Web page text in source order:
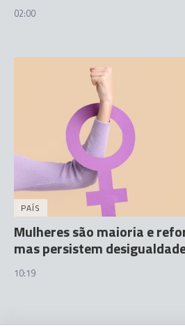
02:00
PAÍS
Mulheres são maioria e
mas persistem
10:19